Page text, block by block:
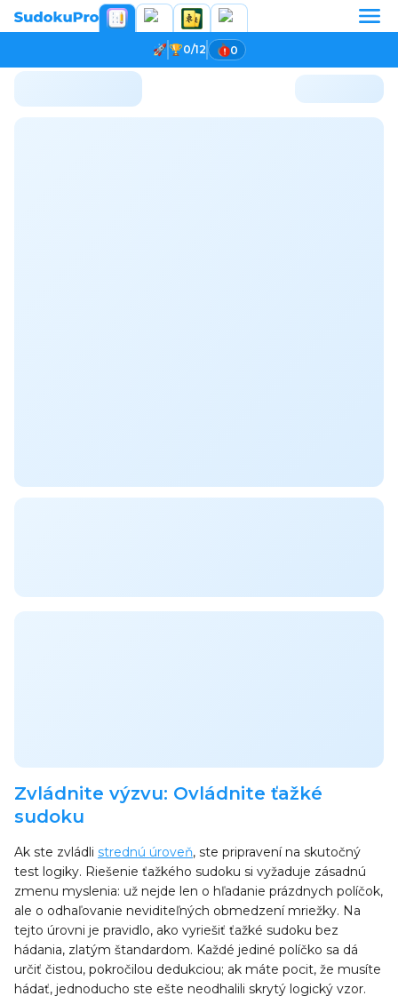
0/12 0
Zvládnite výzvu: Ovládnite ťažké
sudoku
Ak ste zvládli strednú úroveň, ste pripravení na skutočný
test logiky. Riešenie ťažkého sudoku si vyžaduje zásadnú
zmenu myslenia: už nejde len o hľadanie prázdnych políčok,
ale o odhaľovanie neviditeľných obmedzení mriežky. Na
tejto úrovni je pravidlo, ako vyriešiť ťažké sudoku bez
hádania, zlatým štandardom. Každé jediné políčko sa dá
určiť čistou, pokročilou dedukciou; ak máte pocit, že musíte
hádať, jednoducho ste ešte neodhalili skrytý logický vzor.